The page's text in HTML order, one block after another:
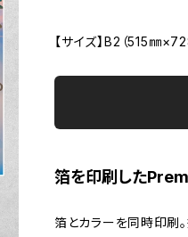
【サイズ】B2（515㎜
箔を印刷した
箔とカラーを同時印刷